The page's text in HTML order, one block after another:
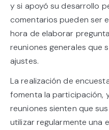
y si apoyó su desarrollo
comentarios pueden ser
hora de elaborar
reuniones generales que
ajustes.
La realización de
fomenta la participación,
reuniones sienten que
utilizar regularmente una